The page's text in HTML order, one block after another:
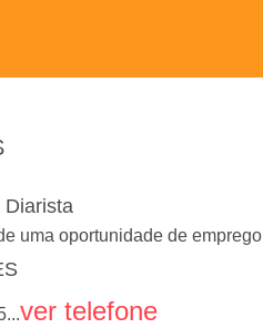
Diarista
uma oportunidade de emprego
ver telefone